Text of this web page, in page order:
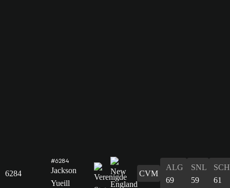
6284
#6284
Jackson
Yueill
CVM
ALG
69
SNL
59
SCH
61